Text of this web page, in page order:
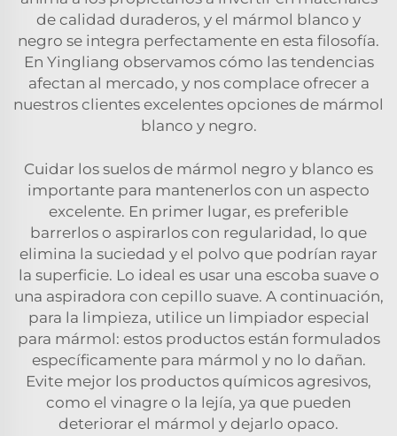
de calidad duraderos, y el mármol blanco y
negro se integra perfectamente en esta filosofía.
En Yingliang observamos cómo las tendencias
afectan al mercado, y nos complace ofrecer a
nuestros clientes excelentes opciones de mármol
blanco y negro.
Cuidar los suelos de mármol negro y blanco es
importante para mantenerlos con un aspecto
excelente. En primer lugar, es preferible
barrerlos o aspirarlos con regularidad, lo que
elimina la suciedad y el polvo que podrían rayar
la superficie. Lo ideal es usar una escoba suave o
una aspiradora con cepillo suave. A continuación,
para la limpieza, utilice un limpiador especial
para mármol: estos productos están formulados
específicamente para mármol y no lo dañan.
Evite mejor los productos químicos agresivos,
como el vinagre o la lejía, ya que pueden
deteriorar el mármol y dejarlo opaco.